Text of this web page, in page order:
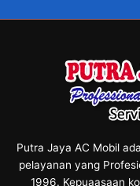
Putra Jaya AC Mobil
pelayanan yang
1996. Kepuaasaan